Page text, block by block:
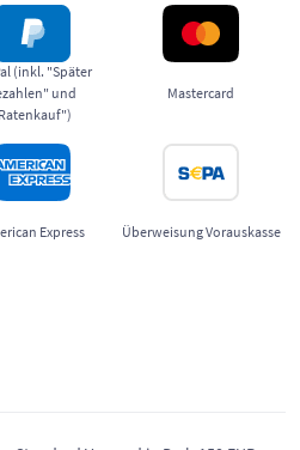
(inkl. "Später
und
Mastercard
Express Überweisung Vorauskasse